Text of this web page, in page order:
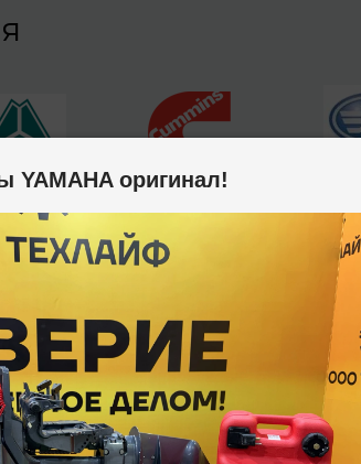
оригинал!